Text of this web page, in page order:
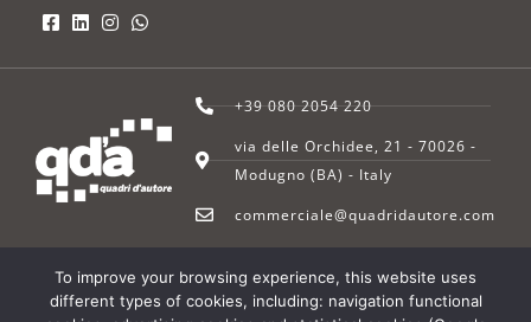
+39 080 2054 220
via delle Orchidee, 21 - 70026 -
Modugno (BA) - Italy
commerciale@quadridautore.com
© 2022 – Primiceri SpA | All rights reserved | P.I. 03272560727 |Privacy
|Cookie Policy– Powered by Maan Consulting srl
To improve your browsing experience, this website uses
different types of cookies, including: navigation functional